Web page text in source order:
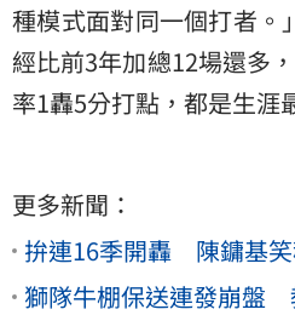
種模式面對同一個打者。
經比前3年加總12場還多
率1轟5分打點，都是生涯
更多新聞：
拚連16季開轟 陳鏞基
獅隊牛棚保送連發崩盤